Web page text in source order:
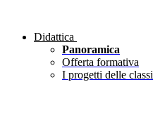
Didattica
Panoramica
Offerta formativa
I progetti delle classi